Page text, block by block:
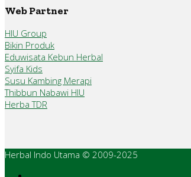
Web Partner
HIU Group
Bikin Produk
Eduwisata Kebun Herbal
Syifa Kids
Susu Kambing Merapi
Thibbun Nabawi HIU
Herba TDR
Herbal Indo Utama © 2009-2025